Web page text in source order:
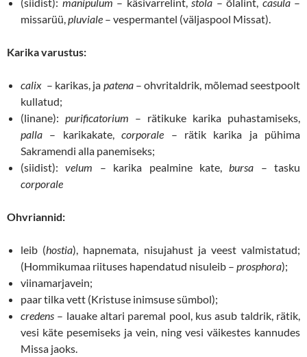
(siidist): manipulum – käsivarrelint, stola – õlalint, casula–
missarüü,pluviale – vespermantel (väljaspool Missat).
Karika varustus:
calix ­ – karikas, ja patena– ohvritaldrik, mõlemad seestpoolt
kullatud;
(linane): purificatorium – rätikuke karika puhastamiseks,
palla – karikakate,corporale – rätik karika ja pühima
Sakramendi alla panemiseks;
(siidist):velum – karika pealmine kate,bursa – tasku
corporale
Ohvriannid:
leib (hostia), hapnemata, nisujahust ja veest valmistatud;
(Hommikumaa riituses hapendatud nisuleib – prosphora);
viinamarjavein;
paar tilka vett (Kristuse inimsuse sümbol);
credens – lauake altari paremal pool, kus asub taldrik, rätik,
vesi käte pesemiseks ja vein, ning vesi väikestes kannudes
Missa jaoks.